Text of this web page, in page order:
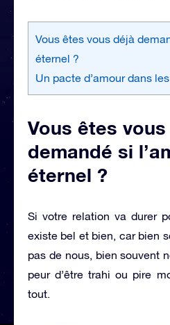
Vous êtes vous déjà
éternel ?
Un pacte d’amour dans
Vous êtes
demandé si
éternel ?
Si votre relation va durer
existe bel et bien, car bien
pas de nous, bien souvent
peur d’être trahi ou pire
tout.